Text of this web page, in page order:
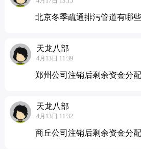
北京冬季疏通排污管道有哪
天龙八部
4月13日 11:39
郑州公司注销后剩余资金分
天龙八部
4月13日 11:32
商丘公司注销后剩余资金分